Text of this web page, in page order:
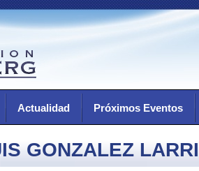
Actualidad Próximos Eventos
GONZALEZ